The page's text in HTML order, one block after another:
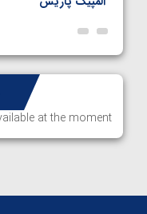
at the moment.